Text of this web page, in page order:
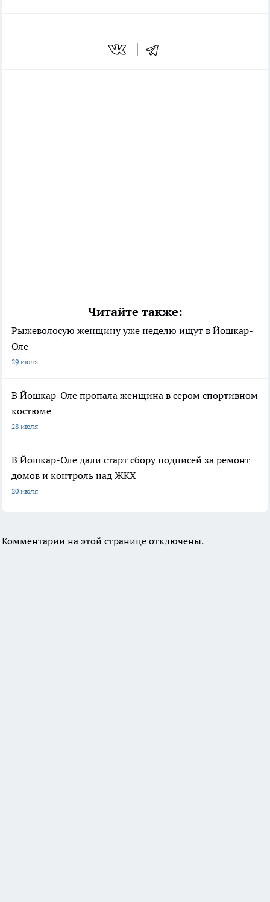
Читайте также:
Рыжеволосую женщину уже неделю ищут в Йошкар-
Оле
29 июля
В Йошкар-Оле пропала женщина в сером спортивном
костюме
28 июля
В Йошкар-Оле дали старт сбору подписей за ремонт
домов и контроль над ЖКХ
20 июля
Комментарии на этой странице отключены.